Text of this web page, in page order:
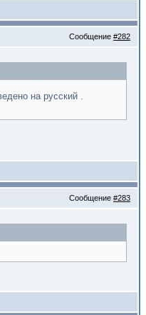
Сообщение #282
на русский .
Сообщение #283